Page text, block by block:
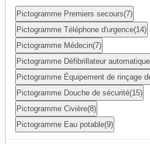
Pictogramme Premiers secours(7)
Pictogramme Téléphone d'urgence(14)
Pictogramme Médecin(7)
Pictogramme Défibrillateur
Pictogramme Équipement de rinçage
Pictogramme Douche de sécurité(15)
Pictogramme Civière(8)
Pictogramme Eau potable(9)